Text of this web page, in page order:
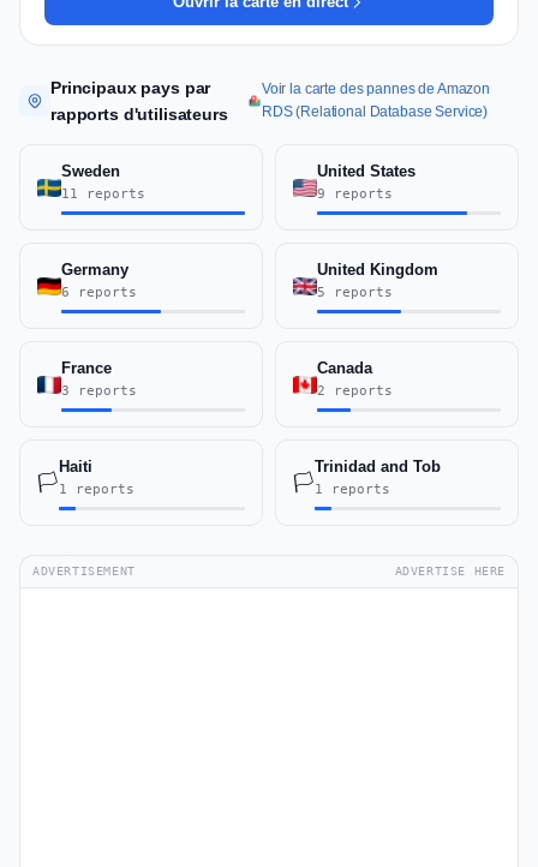
Principaux pays par
rapports d'utilisateurs
Voir la carte des pannes de Amazon
RDS (Relational Database Service)
Sweden
11 reports
United States
9 reports
Germany
6 reports
United Kingdom
5 reports
France
3 reports
Canada
2 reports
🏳️
Haiti
1 reports 🏳️
Trinidad and Tob
1 reports
ADVERTISEMENT ADVERTISE HERE